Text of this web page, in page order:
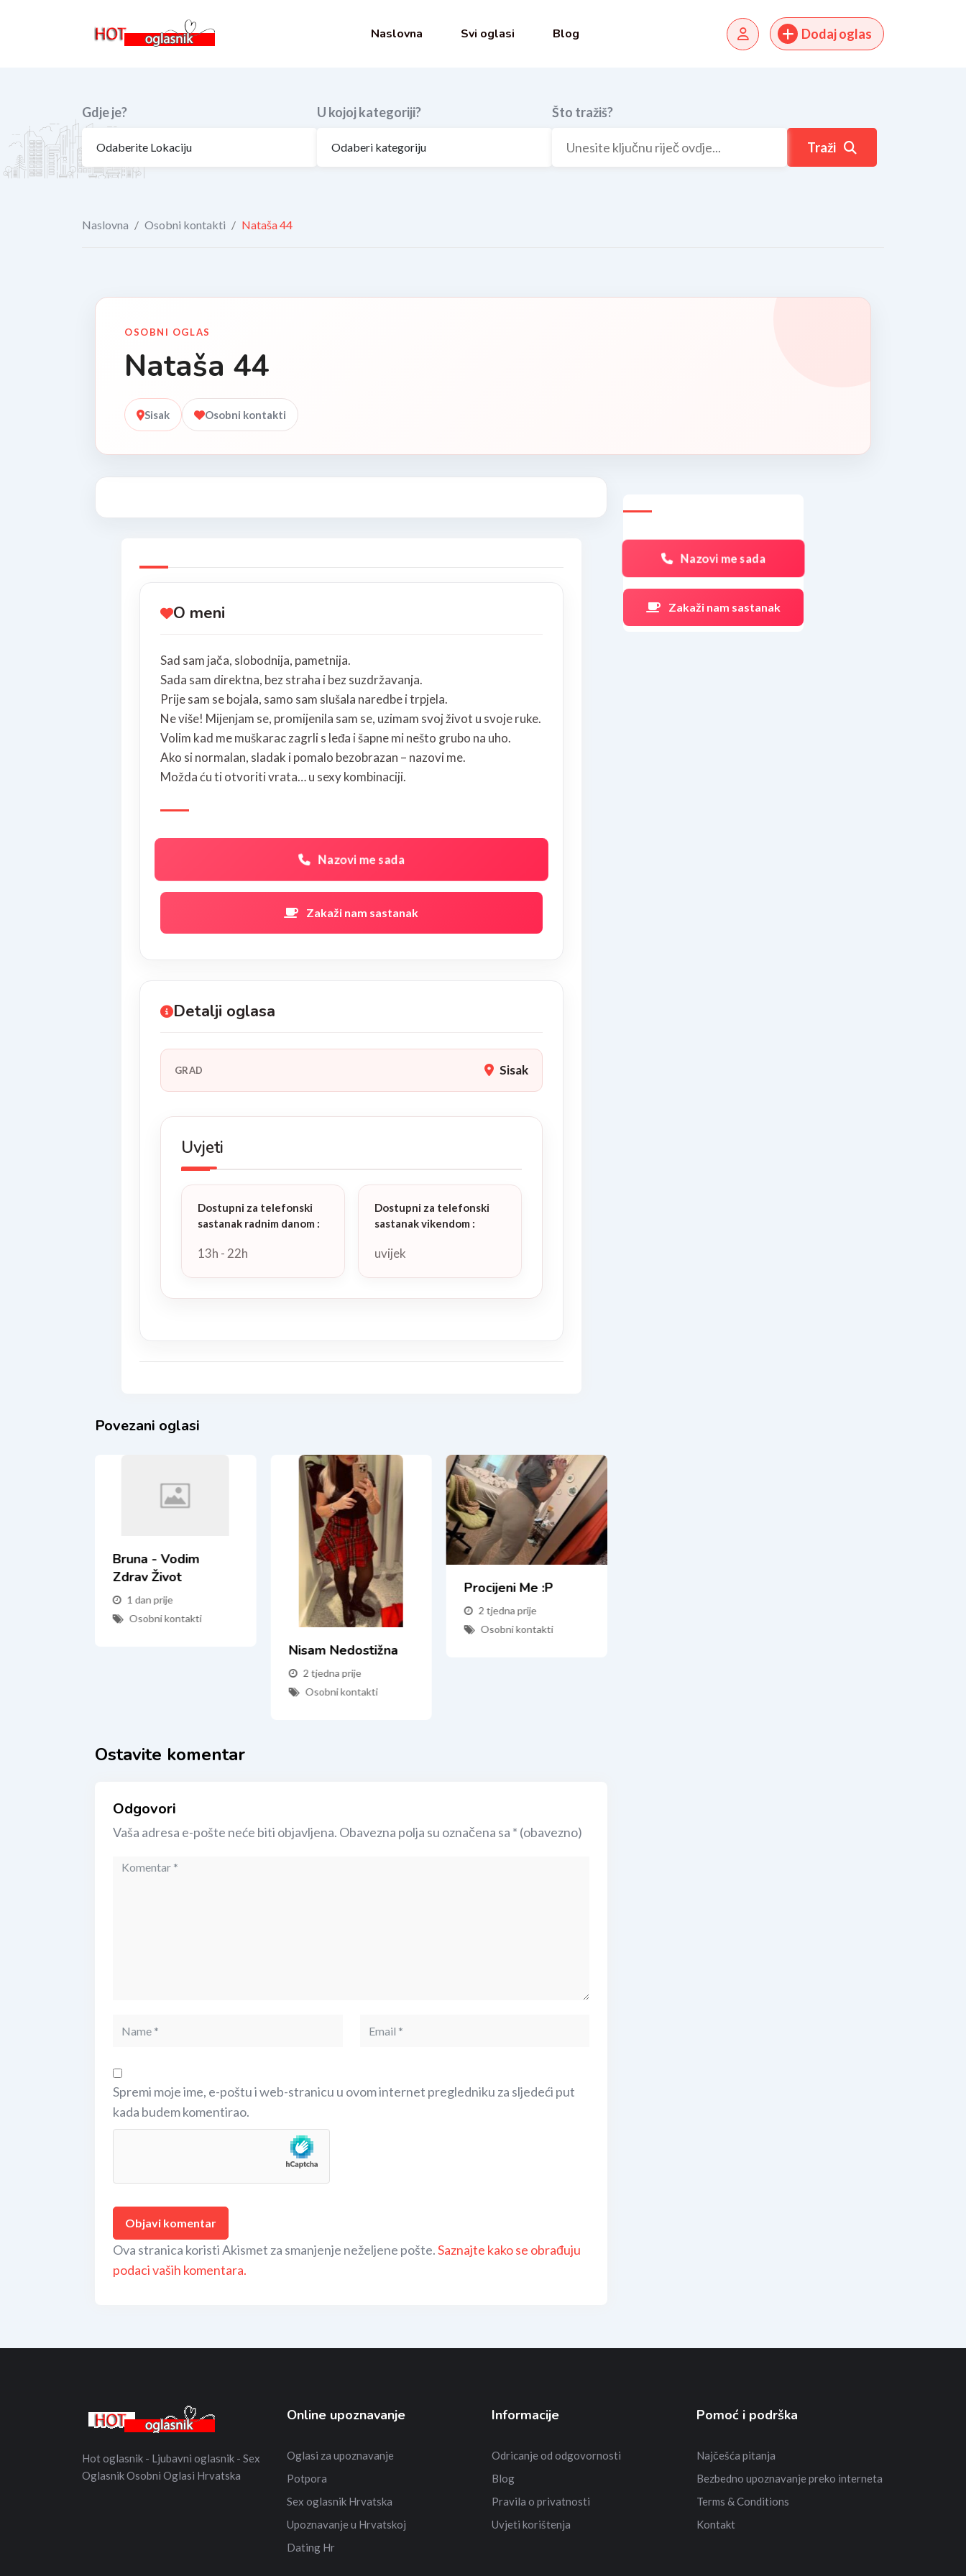
Naslovna Svi oglasi Blog Dodaj oglas
Gdje je? U kojoj kategoriji? Što tražiš?
Traži
Naslovna / Osobni kontakti / Nataša 44
OSOBNI OGLAS
Nataša 44
Sisak Osobni kontakti
O meni
Sad sam jača, slobodnija, pametnija.
Sada sam direktna, bez straha i bez suzdržavanja.
Prije sam se bojala, samo sam slušala naredbe i trpjela.
Ne više! Mijenjam se, promijenila sam se, uzimam svoj život u svoje ruke.
Volim kad me muškarac zagrli s leđa i šapne mi nešto grubo na uho.
Ako si normalan, sladak i pomalo bezobrazan – nazovi me.
Možda ću ti otvoriti vrata… u sexy kombinaciji.
Nazovi me sada
Zakaži nam sastanak
Detalji oglasa
GRAD Sisak
Uvjeti
Dostupni za telefonski
sastanak radnim danom :
13h - 22h
Dostupni za telefonski
sastanak vikendom :
uvijek
Povezani oglasi
Bruna - Vodim
Zdrav Život
1 dan prije
Osobni kontakti
Nisam Nedostižna
2 tjedna prije
Osobni kontakti
Procijeni Me :P
2 tjedna prije
Osobni kontakti
Ostavite komentar
Odgovori
Vaša adresa e-pošte neće biti objavljena. Obavezna polja su označena sa * (obavezno)
Spremi moje ime, e-poštu i web-stranicu u ovom internet pregledniku za sljedeći put
kada budem komentirao.
Ova stranica koristi Akismet za smanjenje neželjene pošte.Saznajte kako se obrađuju
podaci vaših komentara.
Nazovi me sada
Zakaži nam sastanak
Hot oglasnik - Ljubavni oglasnik - Sex
Oglasnik Osobni Oglasi Hrvatska
Online upoznavanje
Oglasi za upoznavanje
Potpora
Sex oglasnik Hrvatska
Upoznavanje u Hrvatskoj
Dating Hr
Informacije
Odricanje od odgovornosti
Blog
Pravila o privatnosti
Uvjeti korištenja
Pomoć i podrška
Najčešća pitanja
Bezbedno upoznavanje preko interneta
Terms & Conditions
Kontakt